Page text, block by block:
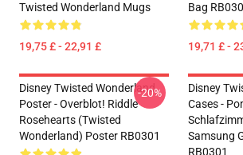
Twisted Wonderland Mugs
19,75 £ - 22,91 £
Bag
19,71 £ -
Disney Twisted Wonderland
Poster - Overblot! Riddle
Rosehearts (Twisted
Wonderland) Poster RB0301
-20%
Disney
Cases -
Samsung
RB0301